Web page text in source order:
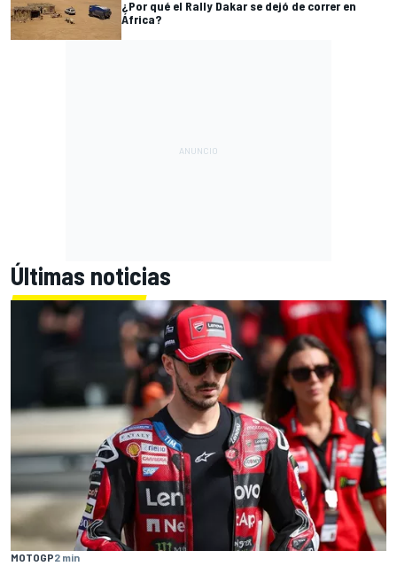
¿Por qué el Rally Dakar se dejó de correr en
África?
Últimas noticias
MOTOGP2 min